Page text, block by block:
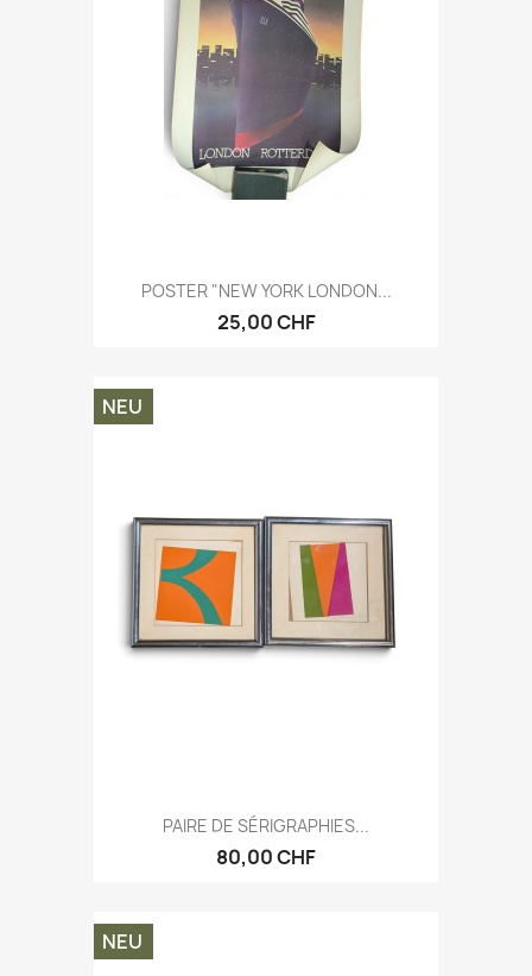
POSTER "NEW YORK LONDON...
25,00 CHF
PAIRE DE SÉRIGRAPHIES...
80,00 CHF
NEU
NEU